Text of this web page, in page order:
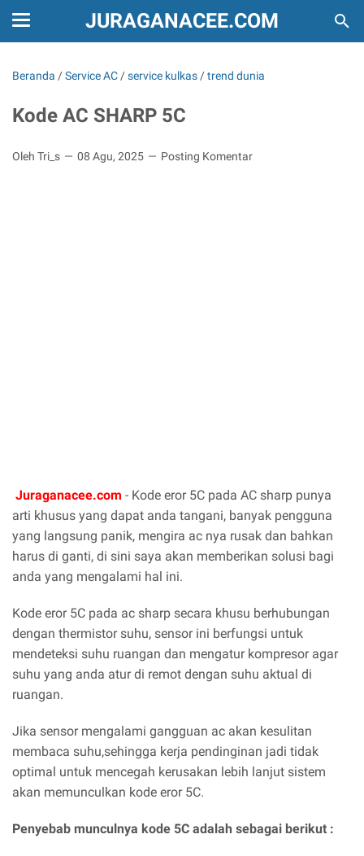
JURAGANACEE.COM
Beranda /Service AC /service kulkas /trend dunia
Kode AC SHARP 5C
Oleh Tri_s 08 Agu, 2025 Posting Komentar
Juraganacee.com - Kode eror 5C pada AC sharp punya
arti khusus yang dapat anda tangani, banyak pengguna
yang langsung panik, mengira ac nya rusak dan bahkan
harus di ganti, di sini saya akan memberikan solusi bagi
anda yang mengalami hal ini.
Kode eror 5C pada ac sharp secara khusu berhubungan
dengan thermistor suhu, sensor ini berfungsi untuk
mendeteksi suhu ruangan dan mengatur kompresor agar
suhu yang anda atur di remot dengan suhu aktual di
ruangan.
Jika sensor mengalami gangguan ac akan kesulitan
membaca suhu,sehingga kerja pendinginan jadi tidak
optimal untuk mencegah kerusakan lebih lanjut sistem
akan memunculkan kode eror 5C.
Penyebab munculnya kode 5C adalah sebagai berikut :